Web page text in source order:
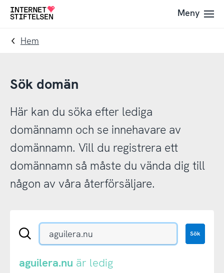
Till
navigering
Till
innehåll
Till
Meny
Hem
Sök domän
Här kan du söka efter lediga
domännamn och se innehavare av
domännamn. Vill du registrera ett
domännamn så måste du vända dig till
någon av våra återförsäljare.
Sök
eller
Sök
aguilera.nu är ledig